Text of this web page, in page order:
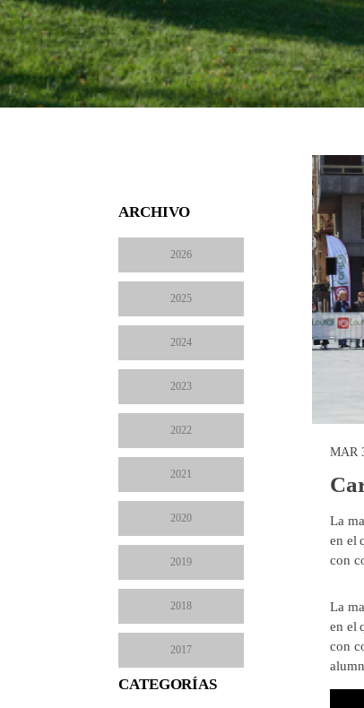
ARCHIVO
2026
2025
2024
2023
2022
2021
2020
2019
2018
2017
CATEGORÍAS
MAR
La
en el
con
La
en el
con